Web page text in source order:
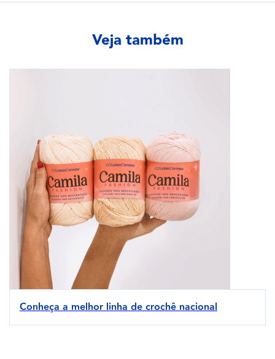
Veja também
Conheça a melhor linha de crochê nacional